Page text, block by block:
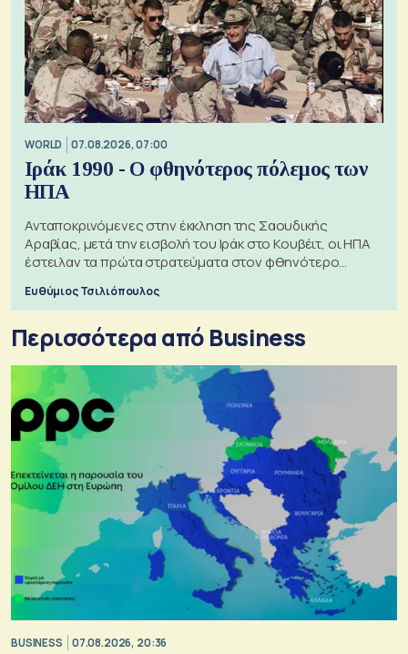
WORLD 07.08.2026, 07:00
Ιράκ 1990 - Ο φθηνότερος πόλεμος των
ΗΠΑ
Ανταποκρινόμενες στην έκκληση της Σαουδικής
Αραβίας, μετά την εισβολή του Ιράκ στο Κουβέιτ, οι ΗΠΑ
έστειλαν τα πρώτα στρατεύματα στον φθηνότερο
Ευθύμιος Τσιλιόπουλος
Περισσότερα από Business
BUSINESS 07.08.2026, 20:36